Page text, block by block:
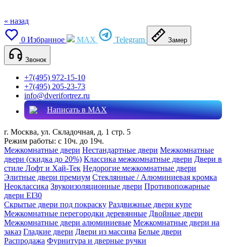
« назад
0 Избранное MAX Telegram Замер
Звонок
+7(495) 972-15-10
+7(495) 205-23-73
info@dverifortrez.ru
Написать в MAX
г. Москва, ул. Складочная, д. 1 стр. 5
Режим работы: с 10ч. до 19ч.
Межкомнатные двери Нестандартные двери Межкомнатные
двери (скидка до 20%) Классика межкомнатные двери Двери в
стиле Лофт и Хай-Тек Недорогие межкомнатные двери
Элитные двери премиум Стеклянные / Алюминиевая кромка
Неоклассика Звукоизоляционные двери Противопожарные
двери EI30
Скрытые двери под покраску Раздвижные двери купе
Межкомнатные перегородки деревянные Двойные двери
Межкомнатные двери алюминиевые Межкомнатные двери на
заказ Гладкие двери Двери из массива Белые двери
Распродажа Фурнитура и дверные ручки